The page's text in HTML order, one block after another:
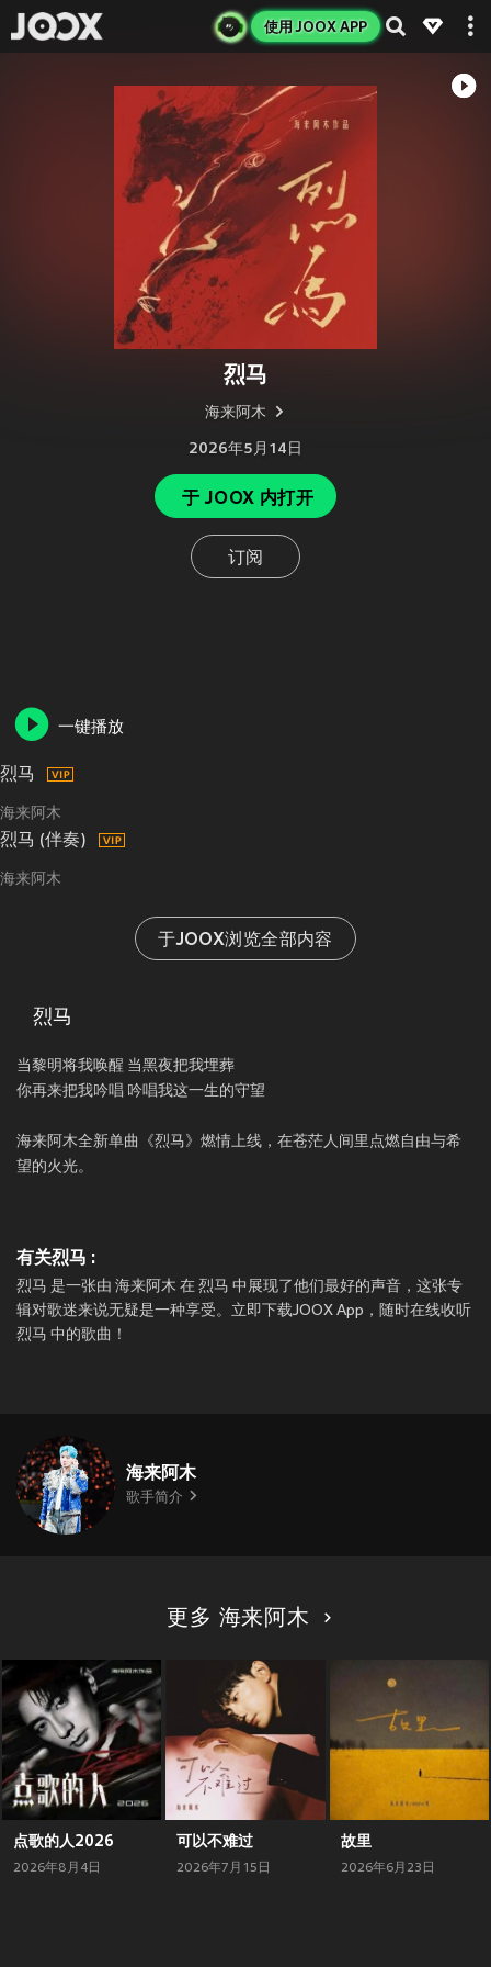
使用 JOOX APP
烈马
海来阿木
2026年5月14日
于 JOOX 内打开
订阅
一键播放
烈马
海来阿木
烈马 (伴奏)
海来阿木
于JOOX浏览全部内容
烈马
当黎明将我唤醒 当黑夜把我埋葬
你再来把我吟唱 吟唱我这一生的守望
海来阿木全新单曲《烈马》燃情上线，在苍茫人间里点燃自由与希
望的火光。
有关烈马 :
烈马 是一张由 海来阿木 在 烈马 中展现了他们最好的声音，这张专
辑对歌迷来说无疑是一种享受。立即下载JOOX App，随时在线收听
烈马 中的歌曲！
海来阿木
歌手简介
更多 海来阿木
点歌的人2026
2026年8月4日
可以不难过
2026年7月15日
故里
2026年6月23日